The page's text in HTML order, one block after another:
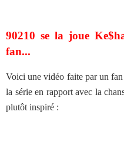
90210 se la joue
fan...
Voici une vidéo faite par un fan
la série en rapport avec la
plutôt inspiré :